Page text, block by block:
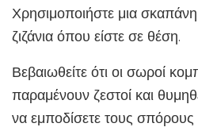
Χρησιμοποιήστε μια
ζιζάνια όπου είστε σε θέση.
Βεβαιωθείτε ότι οι σωροί
παραμένουν ζεστοί και
να εμποδίσετε τους σπόρους